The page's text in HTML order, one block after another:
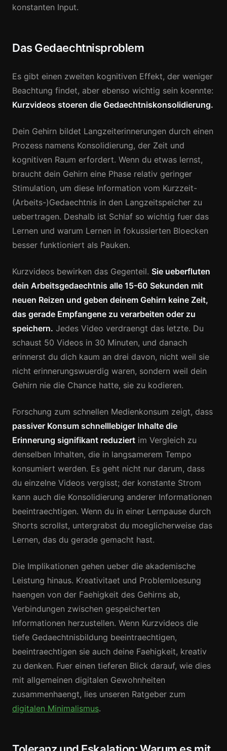
konstanten Input.
Das Gedaechtnisproblem
Es gibt einen zweiten kognitiven Effekt, der weniger
Beachtung findet, aber ebenso wichtig sein koennte:
Kurzvideos stoeren die Gedaechtniskonsolidierung.
Dein Gehirn bildet Langzeiterinnerungen durch einen
Prozess namens Konsolidierung, der Zeit und
kognitiven Raum erfordert. Wenn du etwas lernst,
braucht dein Gehirn eine Phase relativ geringer
Stimulation, um diese Information vom Kurzzeit-
(Arbeits-)Gedaechtnis in den Langzeitspeicher zu
uebertragen. Deshalb ist Schlaf so wichtig fuer das
Lernen und warum Lernen in fokussierten Bloecken
besser funktioniert als Pauken.
Kurzvideos bewirken das Gegenteil. Sie ueberfluten
dein Arbeitsgedaechtnis alle 15-60 Sekunden mit
neuen Reizen und geben deinem Gehirn keine Zeit,
das gerade Empfangene zu verarbeiten oder zu
speichern. Jedes Video verdraengt das letzte. Du
schaust 50 Videos in 30 Minuten, und danach
erinnerst du dich kaum an drei davon, nicht weil sie
nicht erinnerungswuerdig waren, sondern weil dein
Gehirn nie die Chance hatte, sie zu kodieren.
Forschung zum schnellen Medienkonsum zeigt, dass
passiver Konsum schnelllebiger Inhalte die
Erinnerung signifikant reduziert im Vergleich zu
denselben Inhalten, die in langsamerem Tempo
konsumiert werden. Es geht nicht nur darum, dass
du einzelne Videos vergisst; der konstante Strom
kann auch die Konsolidierung anderer Informationen
beeintraechtigen. Wenn du in einer Lernpause durch
Shorts scrollst, untergrabst du moeglicherweise das
Lernen, das du gerade gemacht hast.
Die Implikationen gehen ueber die akademische
Leistung hinaus. Kreativitaet und Problemloesung
haengen von der Faehigkeit des Gehirns ab,
Verbindungen zwischen gespeicherten
Informationen herzustellen. Wenn Kurzvideos die
tiefe Gedaechtnisbildung beeintraechtigen,
beeintraechtigen sie auch deine Faehigkeit, kreativ
zu denken. Fuer einen tieferen Blick darauf, wie dies
mit allgemeinen digitalen Gewohnheiten
zusammenhaengt, lies unseren Ratgeber zum
digitalen Minimalismus.